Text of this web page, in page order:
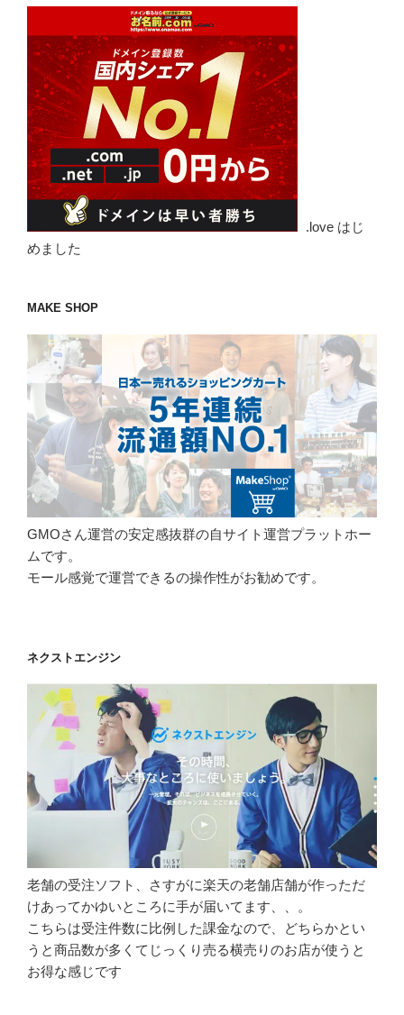
.love はじ
めました
MAKE SHOP
GMOさん運営の安定感抜群の自サイト運営プラットホー
ムです。
モール感覚で運営できるの操作性がお勧めです。
ネクストエンジン
老舗の受注ソフト、さすがに楽天の老舗店舗が作っただ
けあってかゆいところに手が届いてます、、。
こちらは受注件数に比例した課金なので、どちらかとい
うと商品数が多くてじっくり売る横売りのお店が使うと
お得な感じです